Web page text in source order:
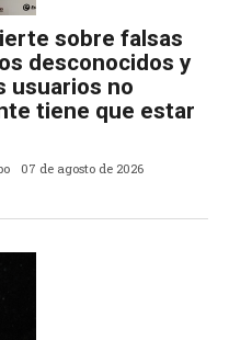
sobre falsas
desconocidos y
usuarios no
tiene que estar
07 de agosto de 2026